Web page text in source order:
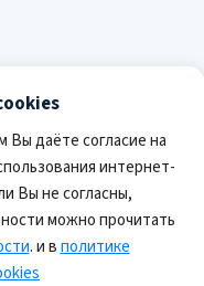
Вы даёте согласие на
интернет-
Вы не согласны,
можно прочитать
. и вполитике